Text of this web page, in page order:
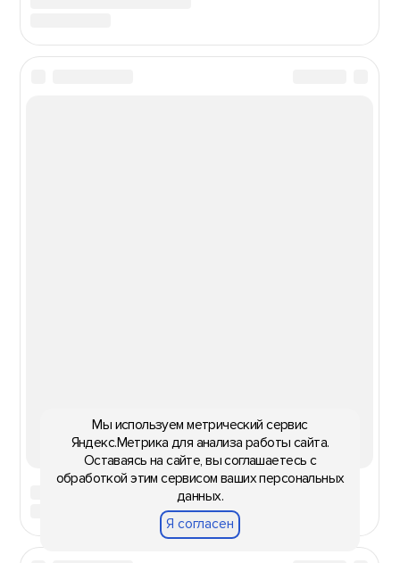
Мы используем метрический сервис
Яндекс.Метрика для анализа работы сайта.
Оставаясь на сайте, вы соглашаетесь с
обработкой этим сервисом ваших персональных
данных.
Я согласен